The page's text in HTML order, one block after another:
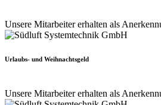
Unsere Mitarbeiter erhalten als
Urlaubs- und Weihnachtsgeld
Unsere Mitarbeiter erhalten als